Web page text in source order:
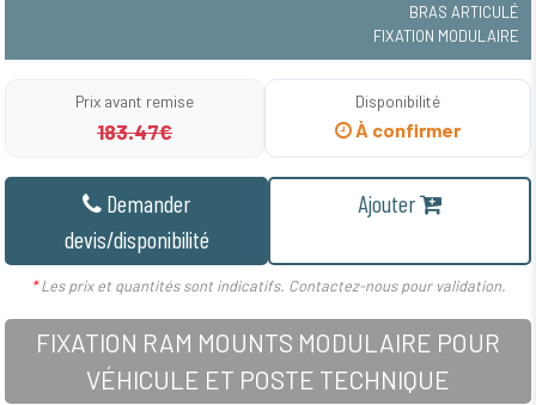
BRAS ARTICULÉ
FIXATION MODULAIRE
Prix avant remise
183.47€
Disponibilité
À confirmer
Demander
devis/disponibilité
Ajouter
*Les prix et quantités sont indicatifs. Contactez-nous pour validation.
FIXATION RAM MOUNTS MODULAIRE POUR
VÉHICULE ET POSTE TECHNIQUE